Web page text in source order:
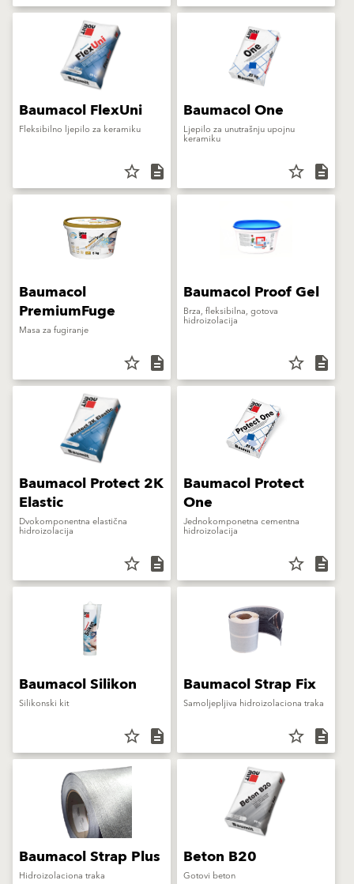
Baumacol FlexUni
Fleksibilno ljepilo za keramiku
star_border description
Baumacol One
Ljepilo za unutrašnju upojnu
keramiku
star_border description
Baumacol
PremiumFuge
Masa za fugiranje
star_border description
Baumacol Proof Gel
Brza, fleksibilna, gotova
hidroizolacija
star_border description
Baumacol Protect 2K
Elastic
Dvokomponentna elastična
hidroizolacija
star_border description
Baumacol Protect
One
Jednokomponetna cementna
hidroizolacija
star_border description
Baumacol Silikon
Silikonski kit
star_border description
Baumacol Strap Fix
Samoljepljiva hidroizolaciona traka
star_border description
Baumacol Strap Plus
Hidroizolaciona traka
Beton B20
Gotovi beton